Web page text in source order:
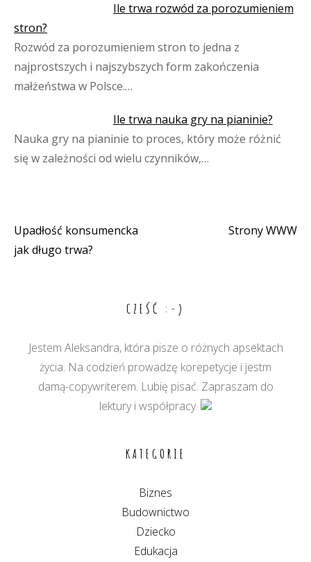
Ile trwa rozwód za porozumieniem
stron?
Rozwód za porozumieniem stron to jedna z
najprostszych i najszybszych form zakończenia
małżeństwa w Polsce.…
Ile trwa nauka gry na pianinie?
Nauka gry na pianinie to proces, który może różnić
się w zależności od wielu czynników,…
Nawigacja
Upadłość konsumencka
jak długo trwa?
Strony WWW
CZEŚĆ :-)
Jestem Aleksandra, która pisze o różnych apsektach
życia. Na codzień prowadzę korepetycje i jestm
damą-copywriterem. Lubię pisać. Zapraszam do
lektury i współpracy.
KATEGORIE
Biznes
Budownictwo
Dziecko
Edukacja